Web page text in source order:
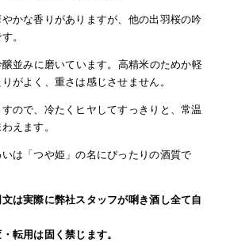
かな香りがありますが、他の出羽桜の吟
。
並みに磨いています。高精米のためか軽
がよく、重さは感じさせません。
ので、冷たくヒヤしてすっきりと、常温
えます。
は「つや姫」の名にぴったりの酒質で
は実際に弊社スタッフが唎き酒し全て自
転用は固く禁じます。